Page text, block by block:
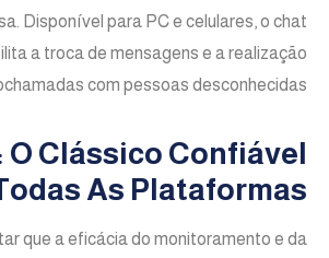
Disponível para PC e celulares, o chat
a troca de mensagens e a realização
com pessoas desconhecidas.
O Clássico Confiável
As Plataformas
que a eficácia do monitoramento e da